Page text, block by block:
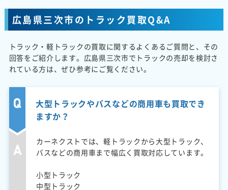
広島県三次市のトラック買取Q&A
トラック・軽トラックの買取に関するよくあるご質問と、その
回答をご紹介します。広島県三次市でトラックの売却を検討さ
れている方は、ぜひ参考にご覧ください。
大型トラックやバスなどの商用車も買取でき
ますか？
カーネクストでは、軽トラックから大型トラック、
バスなどの商用車まで幅広く買取対応しています。
小型トラック
中型トラック